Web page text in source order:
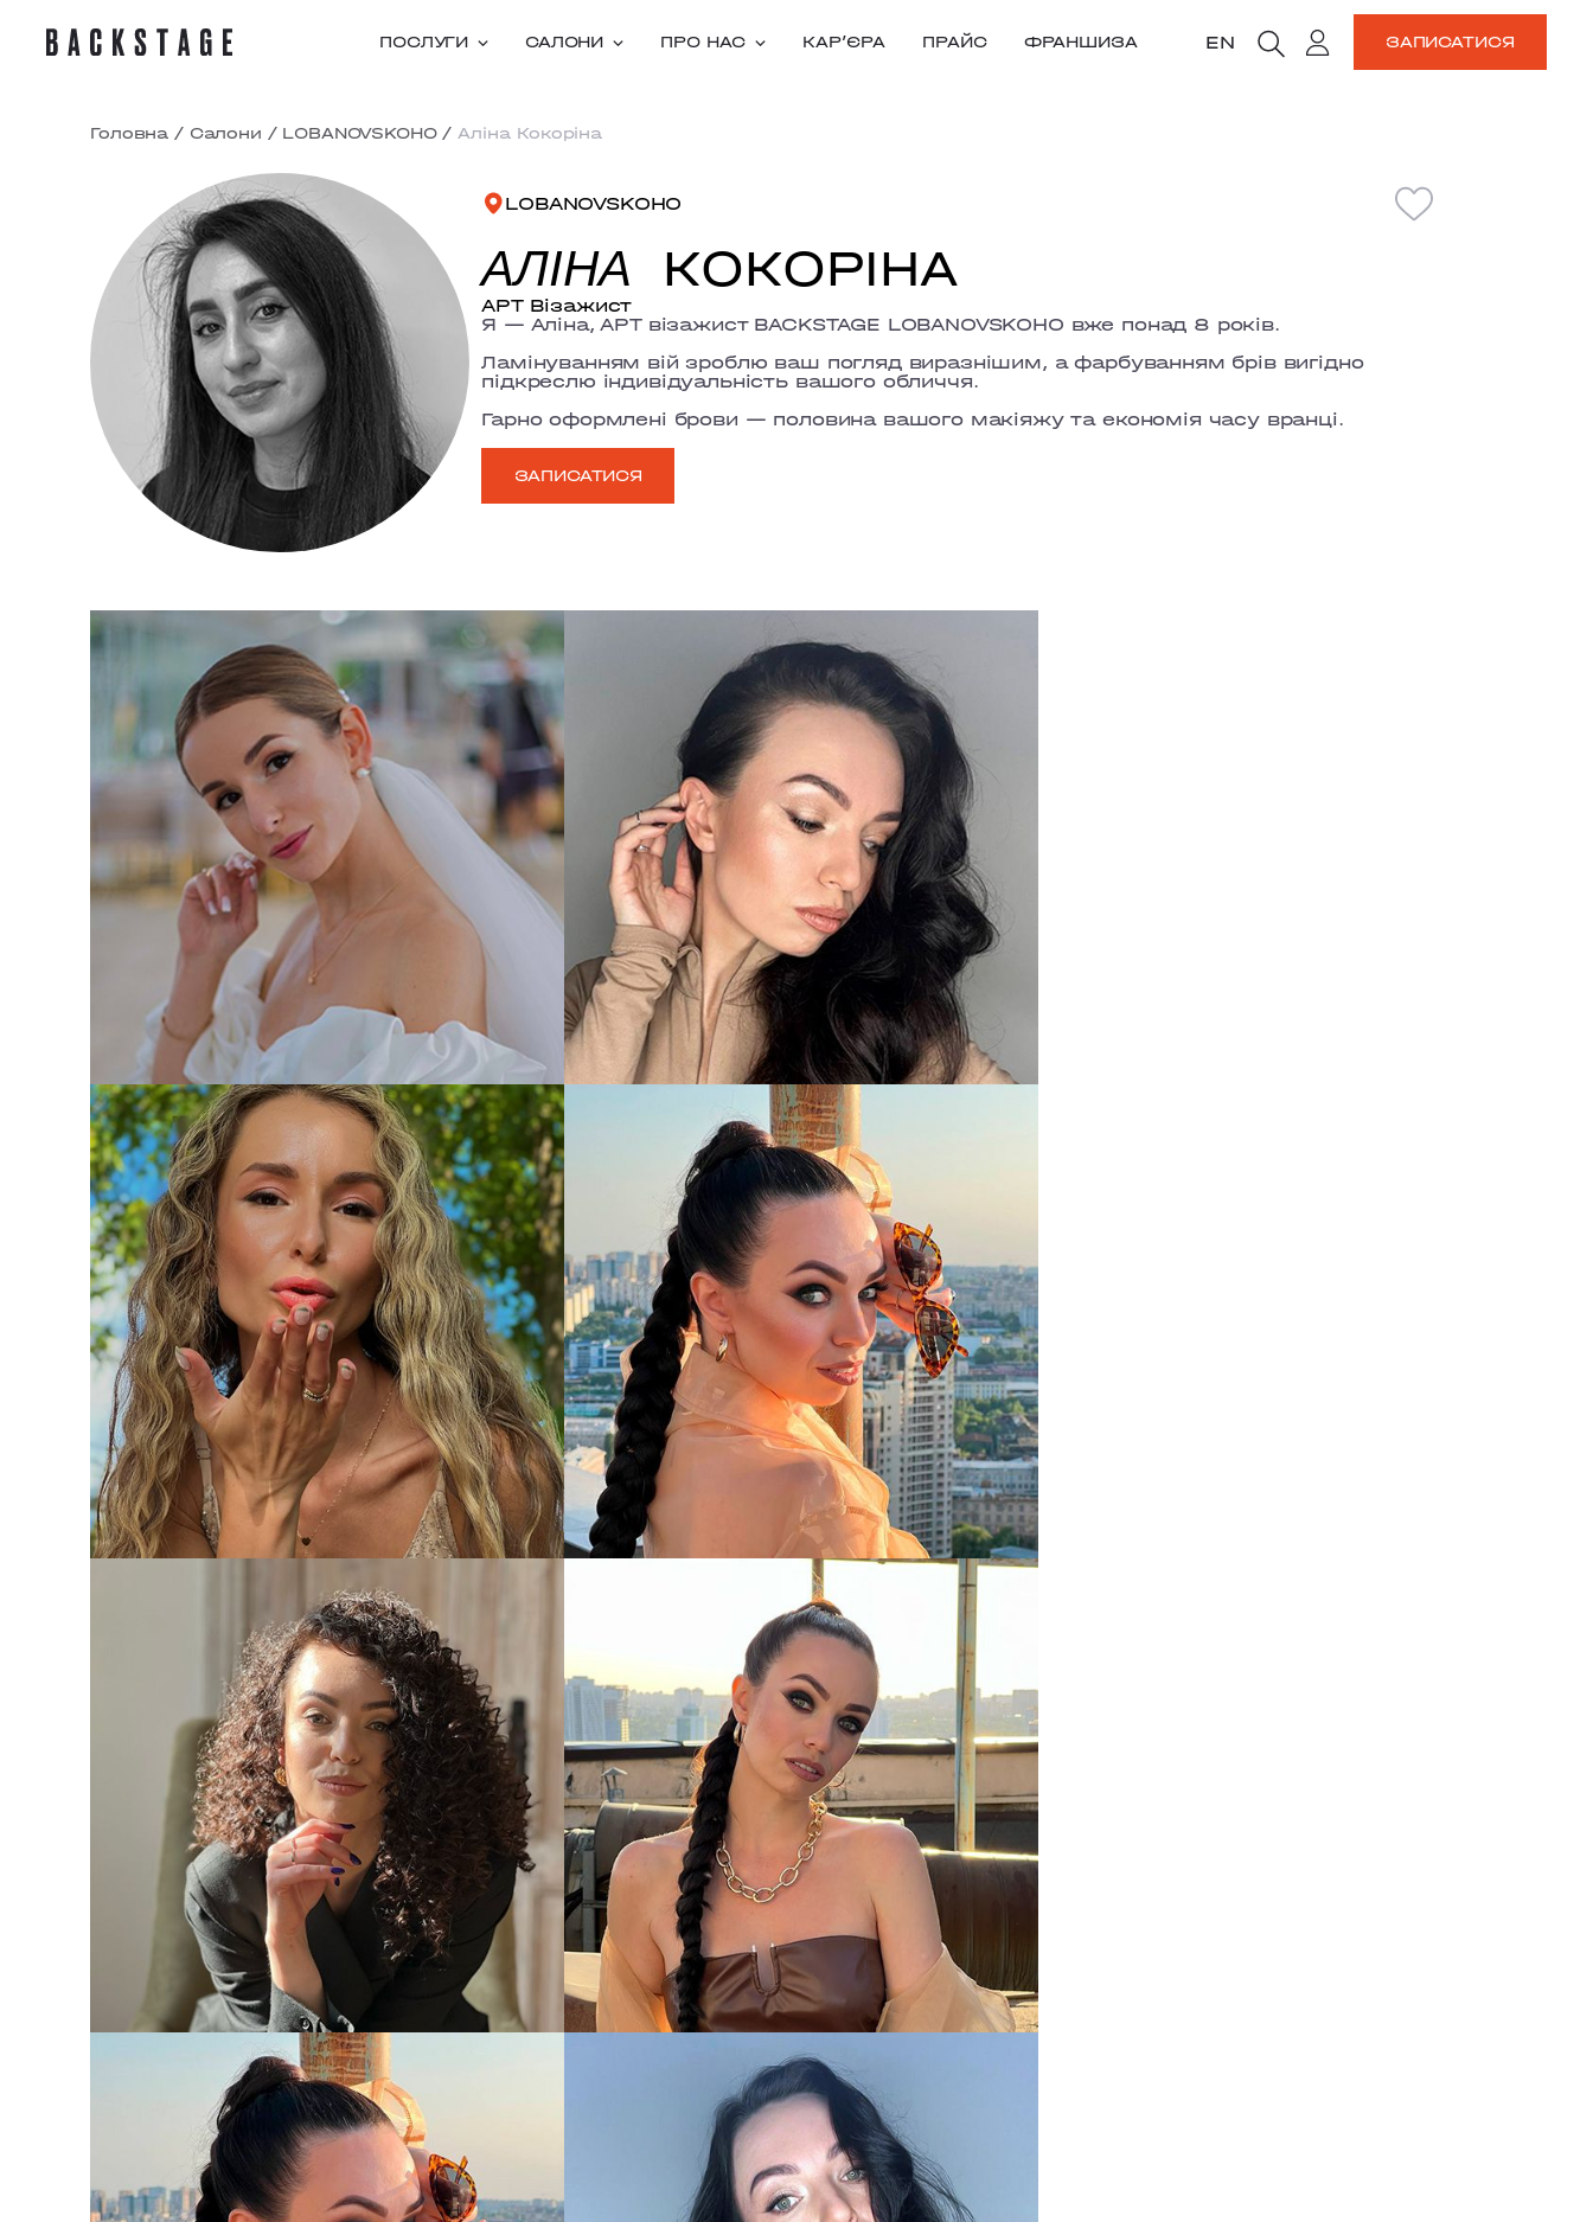
ПОСЛУГИ САЛОНИ ПРО НАС КАРʼЄРА ПРАЙС ФРАНШИЗА EN ЗАПИСАТИСЯ
Головна / Салони / LOBANOVSKOHO / Аліна Кокоріна
LOBANOVSKOHO
АЛІНА КОКОРІНА
АРТ Візажист
Я — Аліна, АРТ візажист BACKSTAGE LOBANOVSKOHO вже понад 8 років.
Ламінуванням вій зроблю ваш погляд виразнішим, а фарбуванням брів вигідно
підкреслю індивідуальність вашого обличчя.
Гарно оформлені брови — половина вашого макіяжу та економія часу вранці.
ЗАПИСАТИСЯ